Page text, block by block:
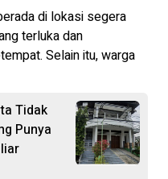
di lokasi segera
terluka dan
Selain itu, warga
Tidak
Punya